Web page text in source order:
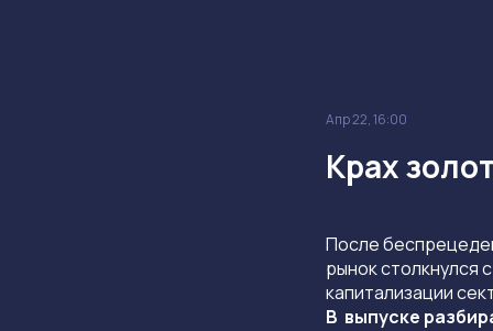
Апр 22, 16:00
Крах
После
рынок столкнулся
капитализации
В выпуске